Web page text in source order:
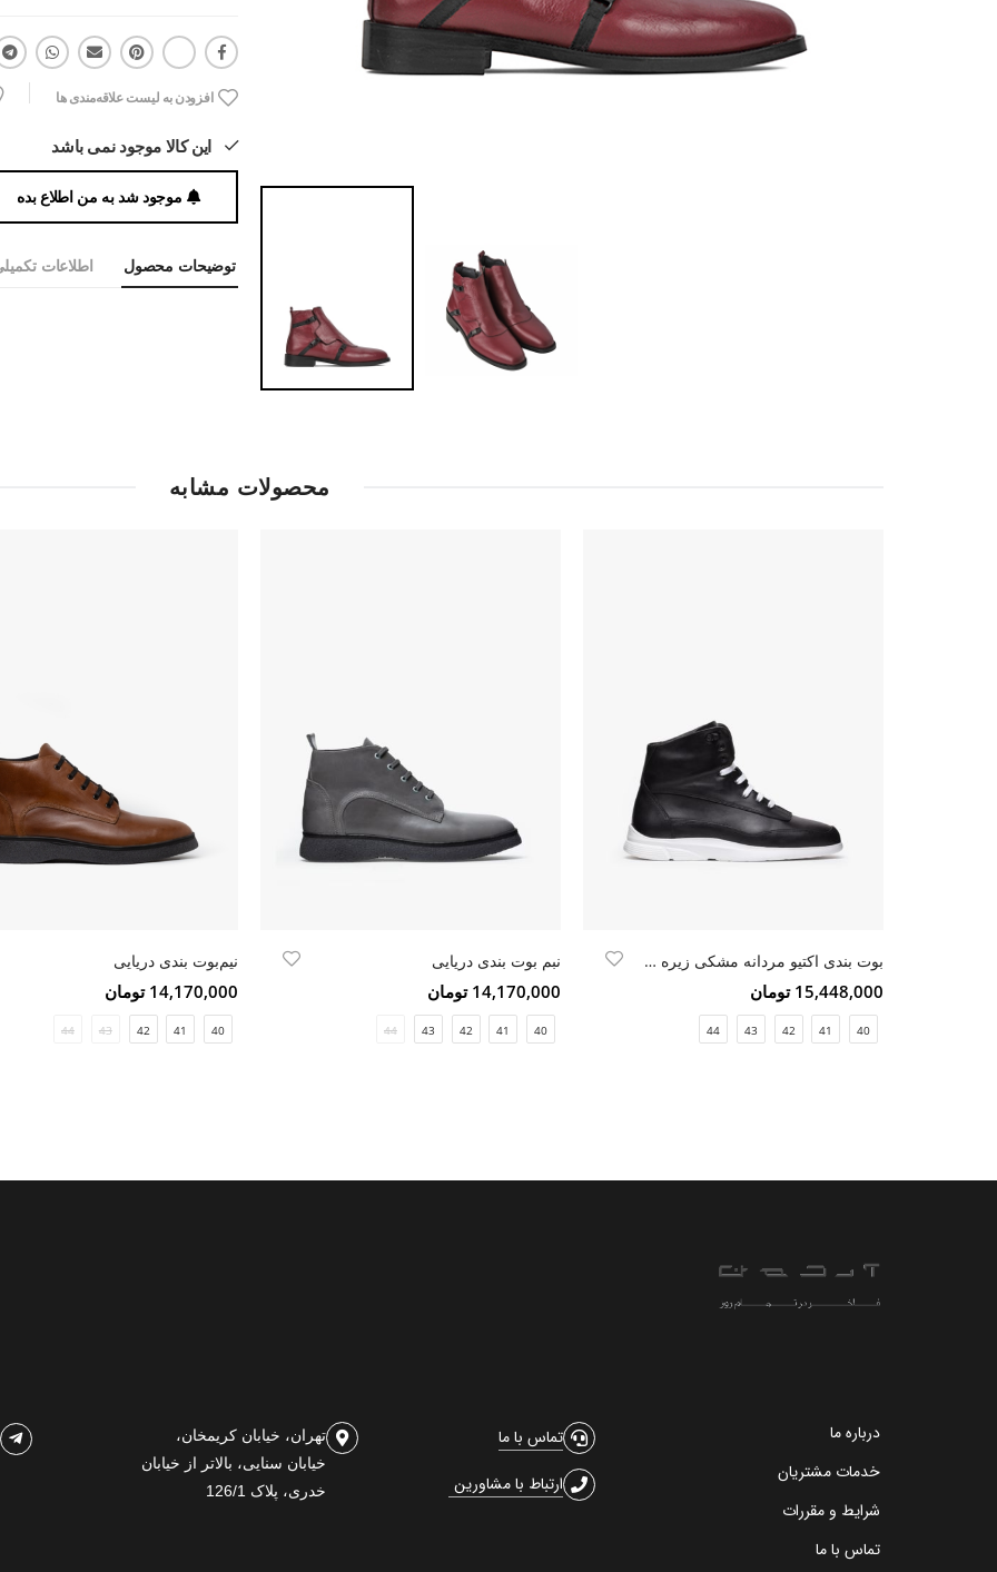
افزودن به لیست علاقه‌مندی ها
این کالا موجود نمی باشد
موجود شد به من اطلاع بده
توضیحات محصول اطلاعات
محصولات مشابه
بوت بندی اکتیو مردانه مشکی زیره سفید
15,448,000 تومان
40
41
42
43
44
نبم بوت بندی دریایی
14,170,000 تومان
40
41
42
43
44
نیم‌بوت بندی دریایی
14,170,000 تومان
40
41
42
43
44
درباره ما
خدمات مشتریان
شرایط و مقررات
تماس با ما
تماس با ما
ارتباط با مشاورین
تهران، خیابان کریمخان،
خیابان سنایی، بالاتر از خیابان
خدری، پلاک 126/1